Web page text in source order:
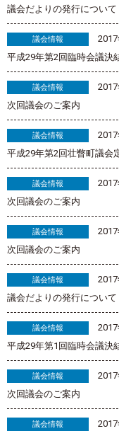
議会だよりの発行について
議会情報
平成29年第2回臨時会議決
議会情報
次回議会のご案内
議会情報
平成29年第2回壮瞥町議会
議会情報
次回議会のご案内
議会情報
次回議会のご案内
議会情報
議会だよりの発行について
議会情報
平成29年第1回臨時会議決
議会情報
次回議会のご案内
議会情報